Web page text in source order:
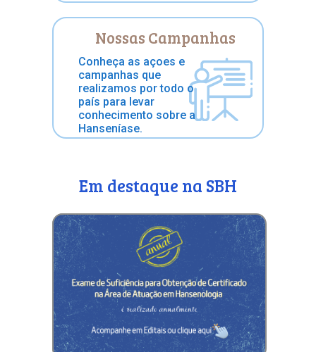
Nossas Campanhas
Conheça as açoes e
campanhas que
realizamos por todo o
país para levar
conhecimento sobre a
Hanseníase.
Em destaque na SBH